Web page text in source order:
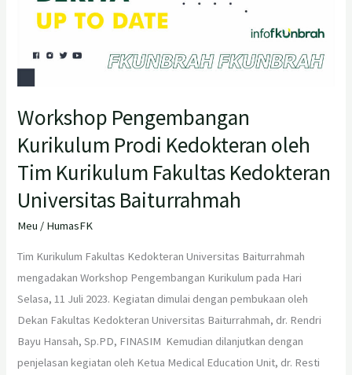
Workshop Pengembangan
Kurikulum Prodi Kedokteran oleh
Tim Kurikulum Fakultas Kedokteran
Universitas Baiturrahmah
Meu / HumasFK
Tim Kurikulum Fakultas Kedokteran Universitas Baiturrahmah
mengadakan Workshop Pengembangan Kurikulum pada Hari
Selasa, 11 Juli 2023. Kegiatan dimulai dengan pembukaan oleh
Dekan Fakultas Kedokteran Universitas Baiturrahmah, dr. Rendri
Bayu Hansah, Sp.PD, FINASIM Kemudian dilanjutkan dengan
penjelasan kegiatan oleh Ketua Medical Education Unit, dr. Resti
Baiturrahmah